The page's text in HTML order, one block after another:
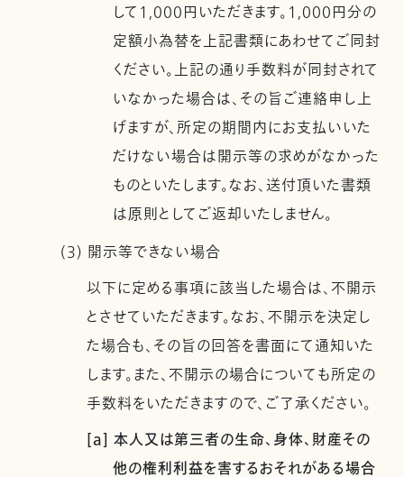
して1,000円いただきます。1,000円分の
定額小為替を上記書類にあわせてご同封
ください。上記の通り手数料が同封されて
いなかった場合は、その旨ご連絡申し上
げますが、所定の期間内にお支払いいた
だけない場合は開示等の求めがなかった
ものといたします。なお、送付頂いた書類
は原則としてご返却いたしません。
(3) 開示等できない場合
以下に定める事項に該当した場合は、不開示
とさせていただきます。なお、不開示を決定し
た場合も、その旨の回答を書面にて通知いた
します。また、不開示の場合についても所定の
手数料をいただきますので、ご了承ください。
[a] 本人又は第三者の生命、身体、財産その
他の権利利益を害するおそれがある場合